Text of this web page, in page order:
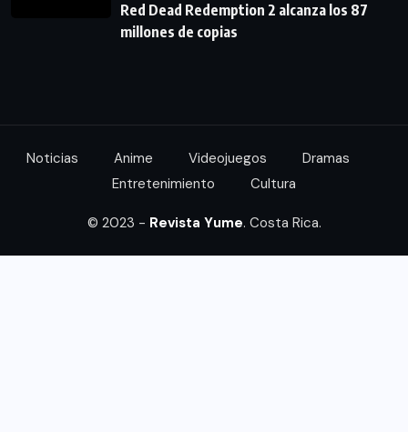
Red Dead Redemption 2 alcanza los 87
millones de copias
Noticias Anime Videojuegos
Dramas
Entretenimiento
Cultura
© 2023 - Revista Yume. Costa Rica.